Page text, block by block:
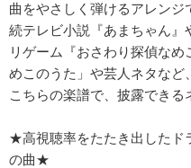
曲をやさしく弾けるアレン
続テレビ小説『あまちゃん
リゲーム『おさわり探偵な
めこのうた」や芸人ネタなど
こちらの楽譜で、披露できる
★高視聴率をたたき出したド
の曲★